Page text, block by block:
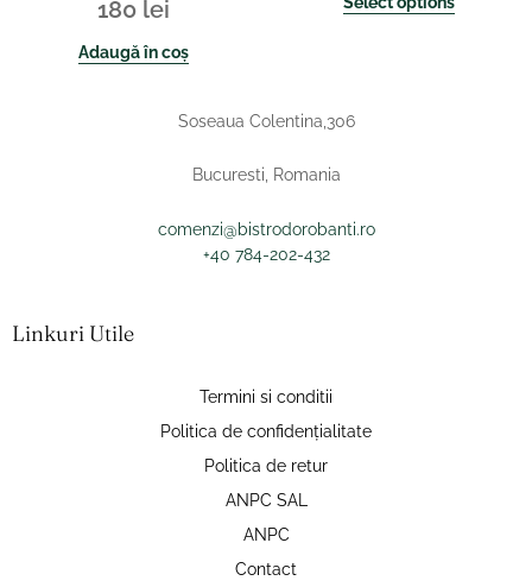
180 lei
Adaugă în coș
Soseaua Colentina,306
Bucuresti, Romania
comenzi@bistrodorobanti.ro
+40 784-202-432
Linkuri Utile
Termini si conditii
Politica de confidențialitate
Politica de retur
ANPC SAL
ANPC
Contact